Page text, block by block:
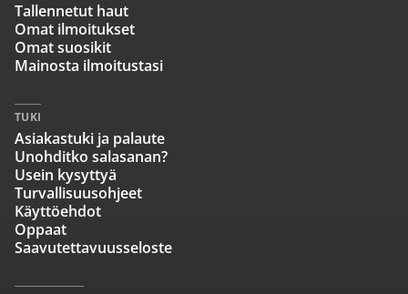
Tallennetut haut
Omat ilmoitukset
Omat suosikit
Mainosta ilmoitustasi
TUKI
Asiakastuki ja palaute
Unohditko salasanan?
Usein kysyttyä
Turvallisuusohjeet
Käyttöehdot
Oppaat
Saavutettavuusseloste